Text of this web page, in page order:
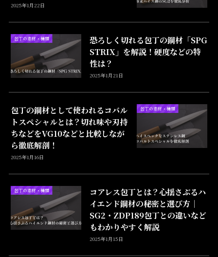
2025年1月22日
包丁の素材・種類
恐ろしく切れる包丁の鋼材「SPG
STRIX」を解説！硬度などの特
性は？
2025年1月21日
包丁の素材・種類
包丁の鋼材として使われるコバル
トスペシャルとは？切れ味や刃持
ちなどをVG10などと比較しなが
ら徹底解剖！
2025年1月16日
包丁の素材・種類
コアレス包丁とは？心揺さぶるハ
イエンド鋼材の秘密と選び方｜
SG2・ZDP189包丁との違いなど
もわかりやすく解説
2025年1月15日